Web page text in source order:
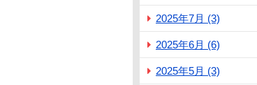
2025年7月 (3)
2025年6月 (6)
2025年5月 (3)